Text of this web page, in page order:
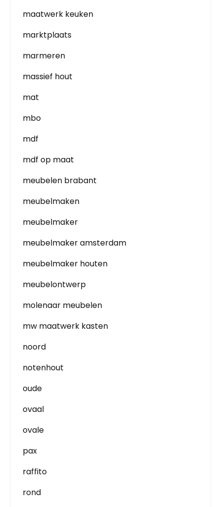
maatwerk keuken
marktplaats
marmeren
massief hout
mat
mbo
mdf
mdf op maat
meubelen brabant
meubelmaken
meubelmaker
meubelmaker amsterdam
meubelmaker houten
meubelontwerp
molenaar meubelen
mw maatwerk kasten
noord
notenhout
oude
ovaal
ovale
pax
raffito
rond